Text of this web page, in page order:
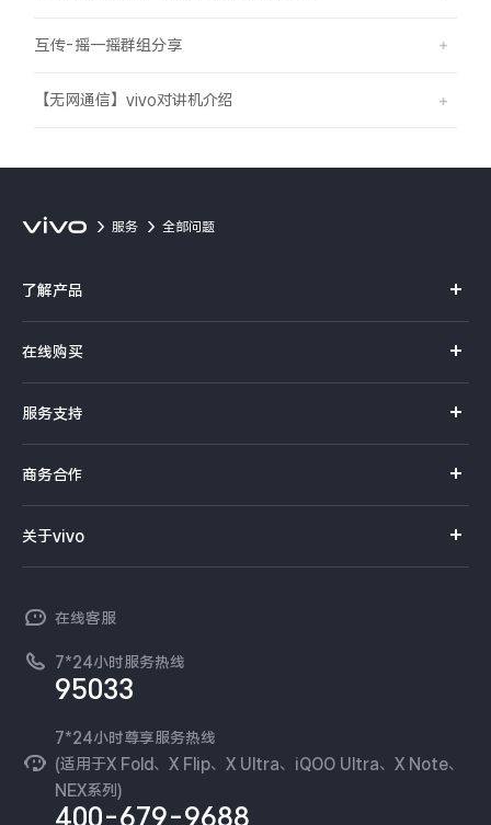
互传-摇一摇群组分享
【无网通信】vivo对讲机介绍
服务 全部问题
了解产品
S系列
Y系列
iQOO手机
T系列
NEX系列
在线购买
选购手机
选购配件
订单查询
服务支持
服务网点
查找手机
环保回收
安全公告
服务隐私政策
商务合作
开放平台
vivo 企业业务
廉正合规
国补营业执照
无线电发射设备销售备案
关于vivo
工作机会
新闻资讯
可持续发展
vivo 蔡司影像
在线客服
7*24小时服务热线
95033
7*24小时尊享服务热线
(适用于X Fold、X Flip、X Ultra、iQOO Ultra、X Note、
NEX系列)
400-679-9688